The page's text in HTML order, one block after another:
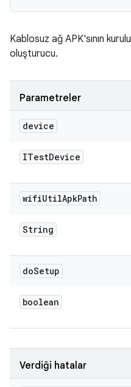
Kablosuz ağ APK'sının
oluşturucu.
Parametreler
device
ITestDevice
wifiUtilApkPath
String
doSetup
boolean
Verdiği hatalar